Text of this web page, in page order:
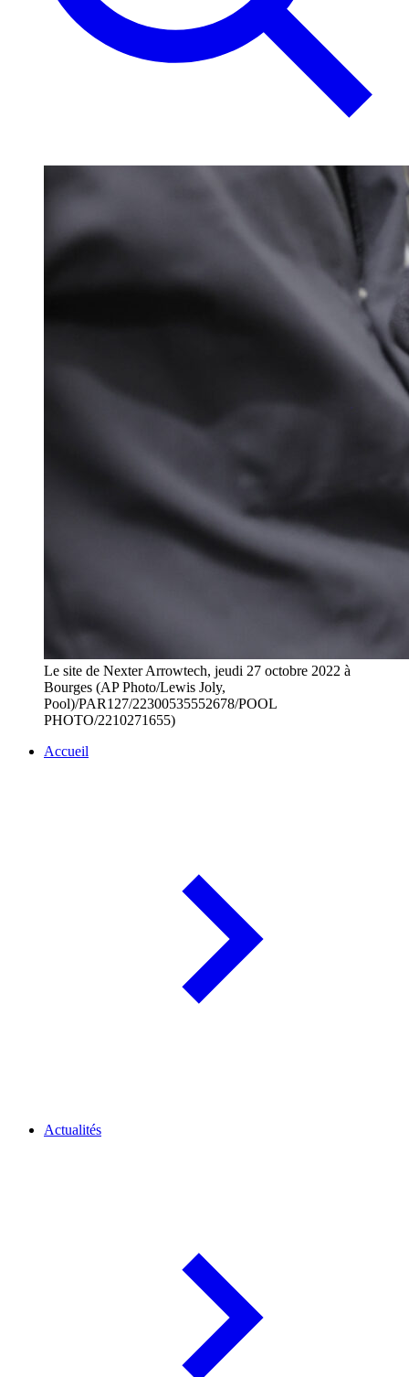
Le site de Nexter Arrowtech, jeudi 27 octobre 2022 à
Bourges (AP Photo/Lewis Joly,
Pool)/PAR127/22300535552678/POOL
PHOTO/2210271655)
Accueil
Actualités